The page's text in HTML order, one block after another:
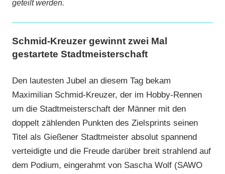
geteilt werden.
Schmid-Kreuzer gewinnt zwei Mal
gestartete Stadtmeisterschaft
Den lautesten Jubel an diesem Tag bekam
Maximilian Schmid-Kreuzer, der im Hobby-Rennen
um die Stadtmeisterschaft der Männer mit den
doppelt zählenden Punkten des Zielsprints seinen
Titel als Gießener Stadtmeister absolut spannend
verteidigte und die Freude darüber breit strahlend auf
dem Podium, eingerahmt von Sascha Wolf (SAWO